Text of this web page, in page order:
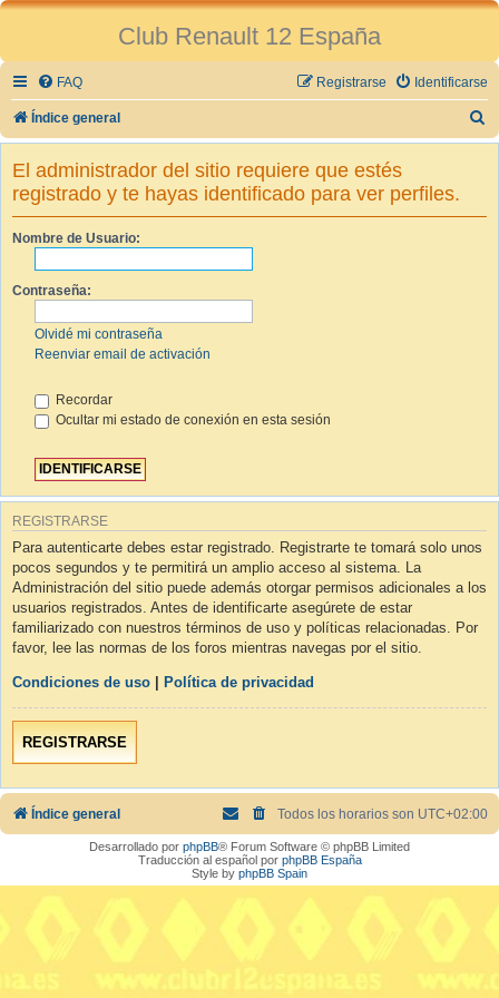
Club Renault 12 España
FAQ Identificarse
Registrarse
Índice general
u
El administrador del sitio requiere que estés
registrado y te hayas identificado para ver perfiles.
Nombre de Usuario:
Contraseña:
Olvidé mi contraseña
Reenviar email de activación
Recordar
Ocultar mi estado de conexión en esta sesión
REGISTRARSE
Para autenticarte debes estar registrado. Registrarte te tomará solo unos
pocos segundos y te permitirá un amplio acceso al sistema. La
Administración del sitio puede además otorgar permisos adicionales a los
usuarios registrados. Antes de identificarte asegúrete de estar
familiarizado con nuestros términos de uso y políticas relacionadas. Por
favor, lee las normas de los foros mientras navegas por el sitio.
Condiciones de uso Política de privacidad
REGISTRARSE
Índice general Todos los horarios son UTC+02:00
Desarrollado por phpBB® Forum Software © phpBB Limited
Traducción al español por phpBB España
Style by phpBB Spain